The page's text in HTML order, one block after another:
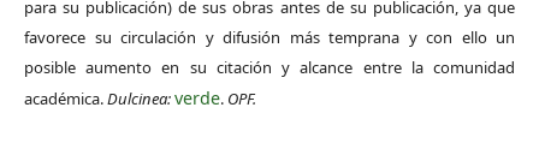
para su publicación) de sus obras antes de su publicación, ya que
favorece su circulación y difusión más temprana y con ello un
posible aumento en su citación y alcance entre la comunidad
académica.Dulcinea:verde. OPF.